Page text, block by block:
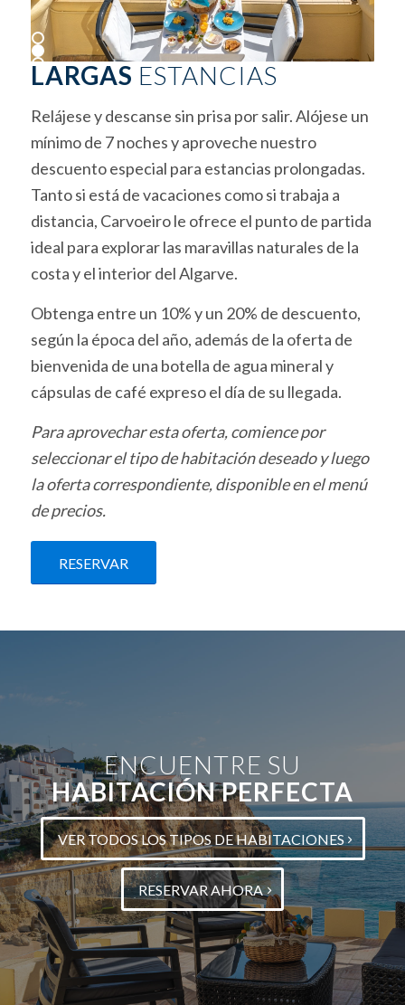
1
2
3
LARGAS ESTANCIAS
Relájese y descanse sin prisa por salir. Alójese un
mínimo de 7 noches y aproveche nuestro
descuento especial para estancias prolongadas.
Tanto si está de vacaciones como si trabaja a
distancia, Carvoeiro le ofrece el punto de partida
ideal para explorar las maravillas naturales de la
costa y el interior del Algarve.
Obtenga entre un 10% y un 20% de descuento,
según la época del año, además de la oferta de
bienvenida de una botella de agua mineral y
cápsulas de café expreso el día de su llegada.
Para aprovechar esta oferta, comience por
seleccionar el tipo de habitación deseado y luego
la oferta correspondiente, disponible en el menú
de precios.
RESERVAR
ENCUENTRE SU
HABITACIÓN PERFECTA
VER TODOS LOS TIPOS DE HABITACIONES
RESERVAR AHORA